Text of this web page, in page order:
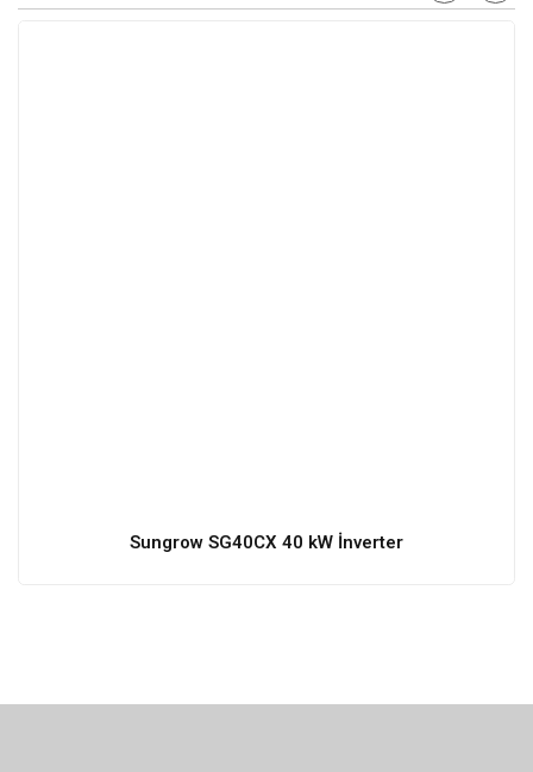
Sungrow SG40CX 40 kW İnverter